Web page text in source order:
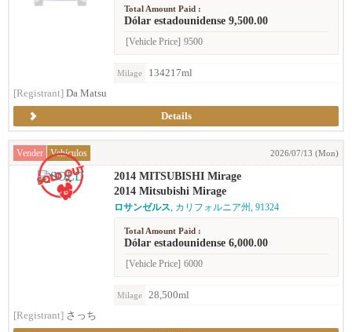
Total Amount Paid :
Dólar estadounidense 9,500.00
[Vehicle Price] 9500
Milage
134217ml
[Registrant] Da Matsu
Details
Vender Vehículos 2026/07/13 (Mon)
2014 MITSUBISHI Mirage
2014 Mitsubishi Mirage
ロサンゼルス, カリフォルニア州, 91324
Total Amount Paid :
Dólar estadounidense 6,000.00
[Vehicle Price] 6000
Milage
28,500ml
[Registrant] さっち